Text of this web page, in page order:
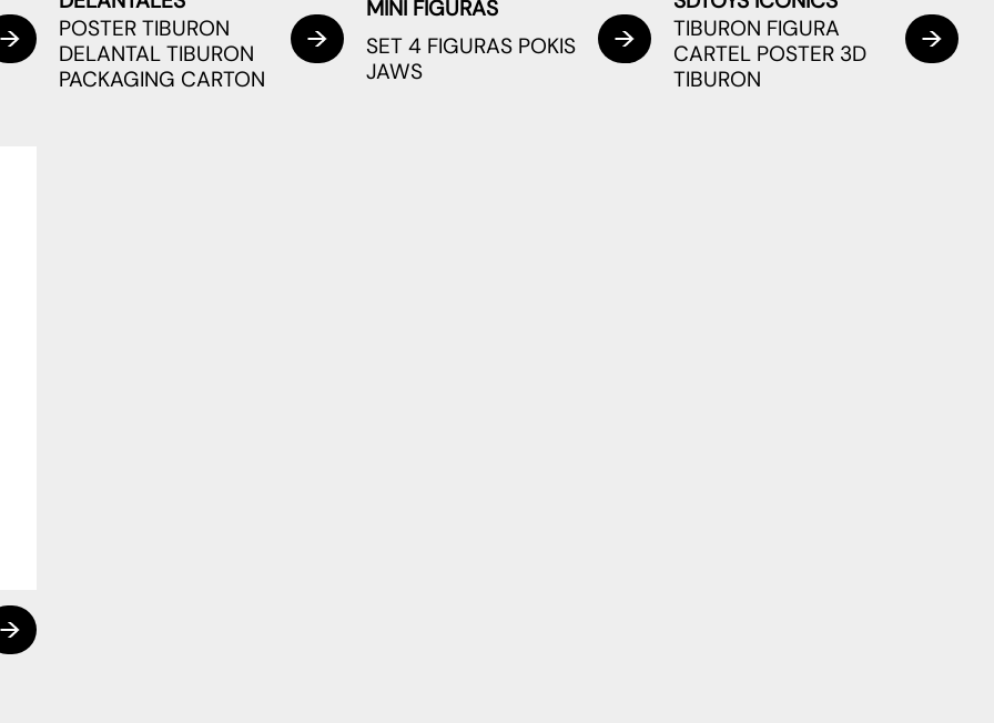
POSTER TIBURON
DELANTAL TIBURON
PACKAGING CARTON
MINI FIGURAS
SET 4 FIGURAS POKIS
JAWS
TIBURON FIGURA
CARTEL POSTER 3D
TIBURON